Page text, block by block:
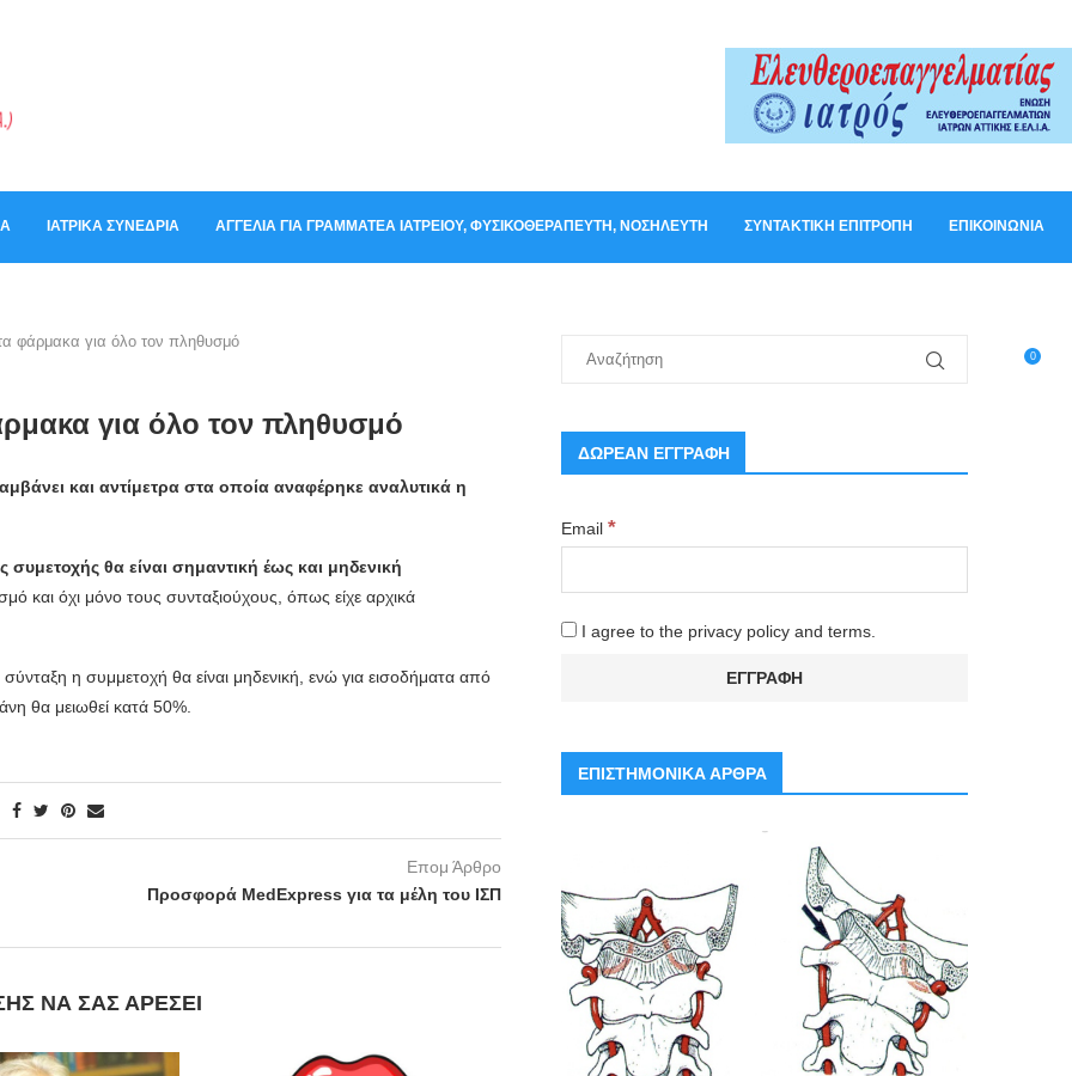
ΙΑΤΡΙΚΆ ΣΥΝΈΔΡΙΑ ΑΓΓΕΛΊΑ ΓΙΑ ΓΡΑΜΜΑΤΈΑ ΙΑΤΡΕΊΟΥ, ΦΥΣΙΚΟΘΕΡΑΠΕΥΤΉ, ΝΟΣΗΛΕΥΤΉ ΣΥΝΤΑΚΤΙΚΉ ΕΠΙΤΡΟΠΉ ΕΠΙΚΟΙΝΩΝΊΑ
0
φάρμακα για όλο τον πληθυσμό
για όλο τον πληθυσμό
και αντίμετρα στα οποία αναφέρηκε αναλυτικά η
θα είναι σημαντική έως και μηδενική
και όχι μόνο τους συνταξιούχους, όπως είχε αρχικά
η συμμετοχή θα είναι μηδενική, ενώ για εισοδήματα από
θα μειωθεί κατά 50%.
Επομ Άρθρο
Προσφορά MedExpress για τα μέλη του ΙΣΠ
ΝΑ ΣΑΣ ΑΡΈΣΕΙ
ΔΩΡΕΑΝ ΕΓΓΡΑΦΗ
Email *
I agree to the privacy policy and terms.
ΕΠΙΣΤΗΜΟΝΙΚΑ ΑΡΘΡΑ